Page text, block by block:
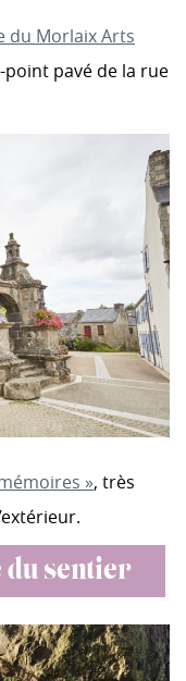
du Morlaix Arts
point pavé de la rue
», très
sentier